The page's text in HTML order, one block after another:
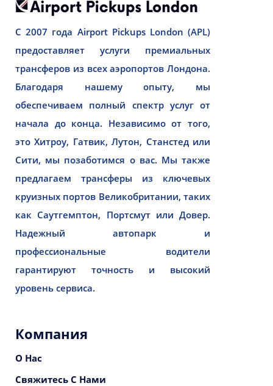
С 2007 года Airport Pickups London (APL)
предоставляет услуги премиальных
трансферов из всех аэропортов Лондона.
Благодаря нашему опыту, мы
обеспечиваем полный спектр услуг от
начала до конца. Независимо от того,
это Хитроу, Гатвик, Лутон, Станстед или
Сити, мы позаботимся о вас. Мы также
предлагаем трансферы из ключевых
круизных портов Великобритании, таких
как Саутгемптон, Портсмут или Довер.
Надежный автопарк и
профессиональные водители
гарантируют точность и высокий
уровень сервиса.
Компания
О Нас
Свяжитесь С Нами